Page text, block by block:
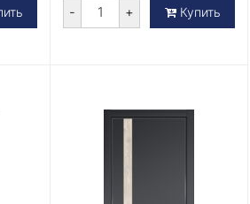
- + Купить